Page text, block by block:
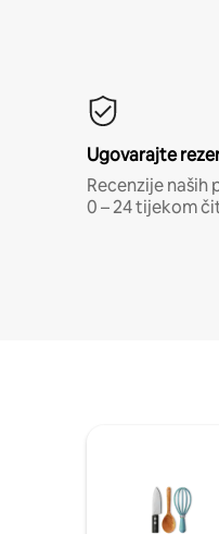
Ugovarajte
Recenzije naših
0 – 24 tijekom